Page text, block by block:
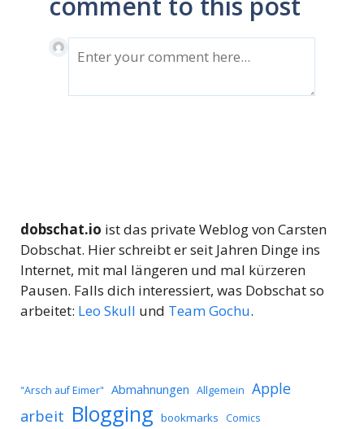
dobschat.io ist das private Weblog von Carsten
Dobschat. Hier schreibt er seit Jahren Dinge ins
Internet, mit mal längeren und mal kürzeren
Pausen. Falls dich interessiert, was Dobschat so
arbeitet: Leo Skull und Team Gochu.
"Arsch auf Eimer" Abmahnungen Allgemein Apple
arbeit Blogging bookmarks Comics